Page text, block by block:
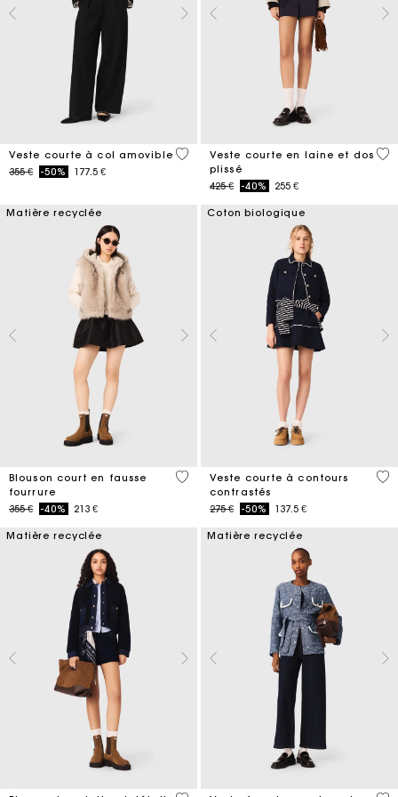
Veste courte à col amovible
Price reduced from
355 €to-50% 177.5 €
4,1 out of 5 Customer Rating
Veste courte en laine et dos
plissé
Price reduced from
425 €to-40% 255 €
3,4
Matière recyclée
Blouson court en fausse
fourrure
Price reduced from
355 €to-40% 213 €
4,5 out of 5 Customer Rating
Coton biologique
Veste courte à contours
contrastés
Price reduced from
275 €to-50% 137.5 €
4,2
Matière recyclée Matière recyclée